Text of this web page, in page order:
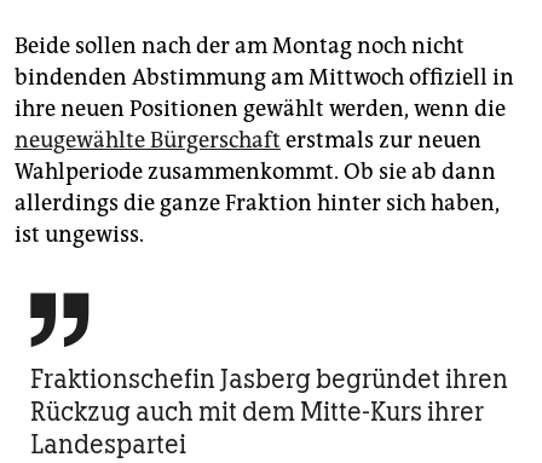
Beide sollen nach der am Montag noch nicht
bindenden Abstimmung am Mittwoch offiziell in
ihre neuen Positionen gewählt werden, wenn die
neugewählte Bürgerschaft erstmals zur neuen
Wahlperiode zusammenkommt. Ob sie ab dann
allerdings die ganze Fraktion hinter sich haben,
ist ungewiss.

Fraktionschefin Jasberg begründet ihren
Rückzug auch mit dem Mitte-Kurs ihrer
Landespartei